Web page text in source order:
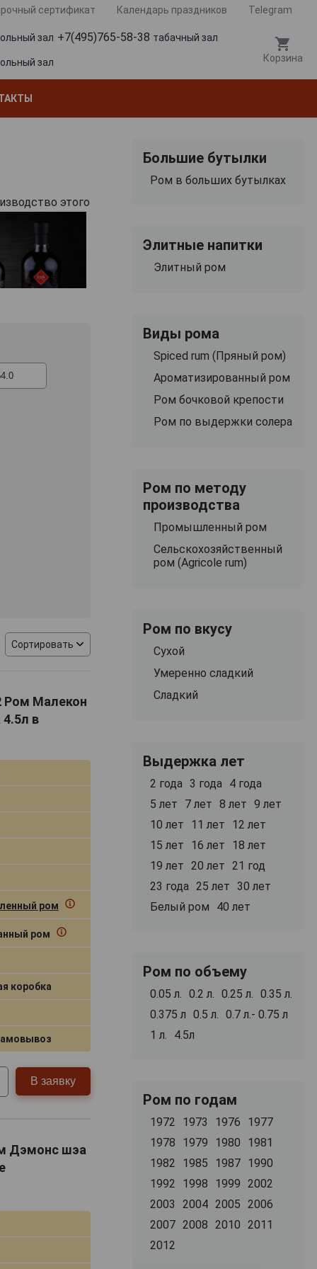
сертификат Календарь праздников Telegram
зал +7(495)765-58-38 табачный зал
зал Корзина
этого
более 4
он
в
и выступает в
на
довольно
минимум
светлые
имеют
акцентами.
Сортировать
Ром Малекон
в
ром
ром
коробка
В заявку
Дэмонс шэа
Большие бутылки
Ром в больших бутылках
Элитные напитки
Элитный ром
Виды рома
Spiced rum (Пряный ром)
Ароматизированный ром
Ром бочковой крепости
Ром по выдержки солера
Ром по методу
производства
Промышленный ром
Сельскохозяйственный
ром (Agricole rum)
Ром по вкусу
Сухой
Умеренно сладкий
Сладкий
Выдержка лет
2 года 3 года
4 года
5 лет
7 лет 8 лет 9 лет
10 лет
11 лет
12 лет
15 лет
16 лет
18 лет
19 лет
20 лет
21 год
23 года
25 лет 30 лет
Белый ром
40 лет
Ром по объему
0.05 л. 0.2 л. 0.25 л.
0.35 л.
0.375 л 0.5 л.
0.7 л.- 0.75 л
1 л.
4.5л
Ром по годам
1972 1973 1976
1977
1978
1979 1980
1981
1982
1985 1987 1990
1992
1998 1999
2002
2003
2004 2005
2006
2007 2008 2010
2011
2012